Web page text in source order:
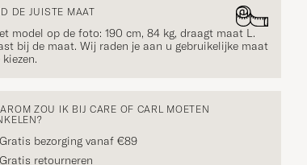
DE JUISTE MAAT
model op de foto: 190 cm, 84 kg, draagt maat L.
bij de maat. Wij raden je aan u gebruikelijke maat
ZOU IK BIJ CARE OF CARL MOETEN
Gratis bezorging vanaf €89
Gratis retourneren